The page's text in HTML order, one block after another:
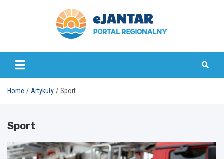
ejantar.pl
Home Artykuły Sport
Sport